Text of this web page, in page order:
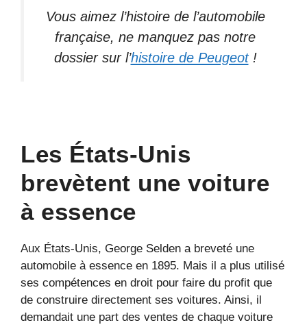
Vous aimez l’histoire de l’automobile
française, ne manquez pas notre
dossier sur l’histoire de Peugeot!
Les États-Unis
brevètent une voiture
à essence
Aux États-Unis, George Selden a breveté une
automobile à essence en 1895. Mais il a plus utilisé
ses compétences en droit pour faire du profit que
de construire directement ses voitures. Ainsi, il
demandait une part des ventes de chaque voiture